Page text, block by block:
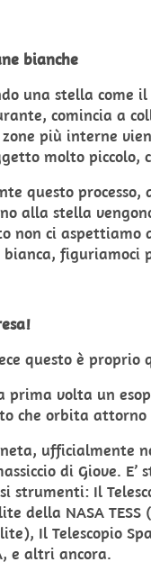
bianche
una stella come
comincia a
più interne
molto
questo
alla stella
non ci
bianca,
questo è
prima volta un
che orbita attorno
ufficialmente
di Giove.
strumenti: Il
della NASA
Il Telescopio
e altri ancora.